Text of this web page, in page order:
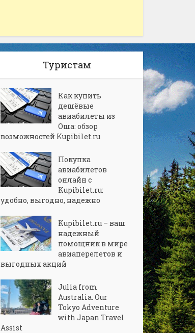
Туристам
Как купить
дешёвые
авиабилеты из
Оша: обзор
возможностей Kupibilet.ru
Покупка
авиабилетов
онлайн с
Kupibilet.ru:
удобно, выгодно, надежно
Kupibilet.ru – ваш
надежный
помощник в мире
авиаперелетов и
выгодных акций
Julia from
Australia. Our
Tokyo Adventure
with Japan Travel
Assist